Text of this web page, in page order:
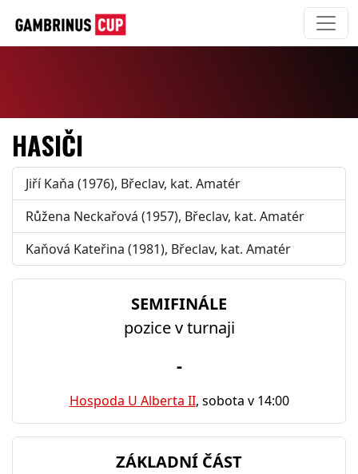
HASIČI
Jiří Kaňa (1976), Břeclav, kat. Amatér
Růžena Neckařová (1957), Břeclav, kat. Amatér
Kaňová Kateřina (1981), Břeclav, kat. Amatér
SEMIFINÁLE
pozice v turnaji
-
Hospoda U Alberta II, sobota v 14:00
ZÁKLADNÍ ČÁST